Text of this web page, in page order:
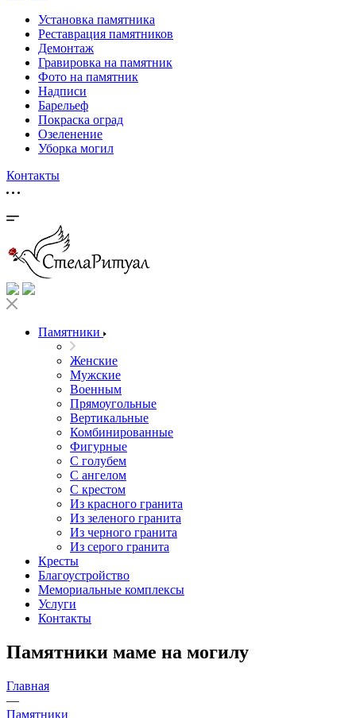
Установка памятника
Реставрация памятников
Демонтаж
Гравировка на памятник
Фото на памятник
Надписи
Барельеф
Покраска оград
Озеленение
Уборка могил
Контакты
Памятники
Женские
Мужские
Военным
Прямоугольные
Вертикальные
Комбинированные
Фигурные
С голубем
С ангелом
С крестом
Из красного гранита
Из зеленого гранита
Из черного гранита
Из серого гранита
Кресты
Благоустройство
Мемориальные комплексы
Услуги
Контакты
Памятники маме на могилу
Главная
—
Памятники